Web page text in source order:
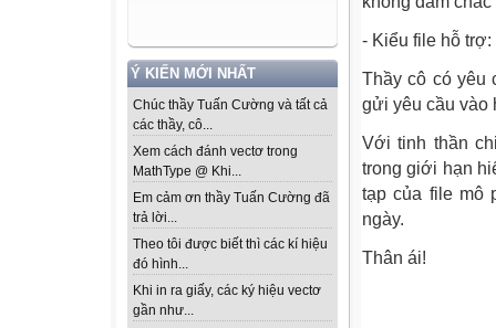
Ý KIẾN MỚI NHẤT
Chúc thầy Tuấn Cường và tất cả
các thầy, cô...
Xem cách đánh vectơ trong
MathType @ Khi...
Em cảm ơn thầy Tuấn Cường đã
trả lời...
Theo tôi được biết thì các kí hiệu
đó hình...
Khi in ra giấy, các ký hiệu vectơ
gần như...
- Kiểu file hỗ trợ:
Thầy cô có yêu
gửi yêu cầu vào
Với tinh thần
trong giới hạn
tạp của file mô
ngày.
Thân ái!